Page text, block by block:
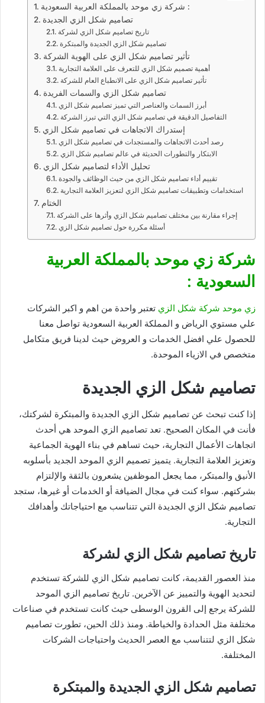
شركة زي موحد بالمملكة العربية السعودية :
تصاميم شكل الزي الجديدة
تاريخ تصاميم شكل الزي لشركة
تصاميم شكل الزي الجديدة والمبتكرة
تأثير تصاميم شكل الزي على الهوية الشركة
أهمية تصميم شكل الزي للتعرف على العلامة التجارية
تأثير تصاميم شكل الزي على الانطباع العام للشركة
تصاميم شكل الزي والسمات الفريدة
أبرز السمات والعناصر التي تميز تصاميم شكل الزي
التفاصيل الدقيقة في تصاميم شكل الزي التي تبرز الشركة
إستدراك الاتجاهات في تصاميم شكل الزي
رصد أحدث الاتجاهات والمستجدات في تصاميم شكل الزي
الابتكار والتطورات الحديثة في عالم تصاميم شكل الزي
تحليل الأداء لتصاميم شكل الزي
تقييم أداء تصاميم شكل الزي من حيث الوظائف والجودة
استخدامات وتطبيقات تصاميم شكل الزي لتعزيز العلامة التجارية
الختام
إجراء مقارنة بين مختلف تصاميم شكل الزي وأثرها على الشركة
أسئلة مكررة حول تصاميم شكل الزي
شركة زي موحد بالمملكة العربية
السعودية :
زي موحد شركة شكل الزي تعتبر واحدة من اهم و اكبر الشركات
علي مستوي الرياض و المملكة العربية السعودية تواصل معنا
للحصول علي افضل الخدمات و العروض حيث لدينا فريق متكامل
متخصص في الازياء الموحدة.
تصاميم شكل الزي الجديدة
إذا كنت تبحث عن تصاميم شكل الزي الجديدة والمبتكرة لشركتك،
فأنت في المكان الصحيح. تعد تصاميم الزي الموحد هي أحدث
اتجاهات الأعمال التجارية، حيث تساهم في بناء الهوية الجماعية
وتعزيز العلامة التجارية. يتميز تصميم الزي الموحد الجديد بأسلوبه
الأنيق والمبتكر، مما يجعل الموظفين يشعرون بالثقة والإلتزام
بشركتهم. سواء كنت في مجال الضيافة أو الخدمات أو غيرها، ستجد
تصاميم شكل الزي الجديدة التي تتناسب مع احتياجاتك وأهدافك
التجارية.
تاريخ تصاميم شكل الزي لشركة
منذ العصور القديمة، كانت تصاميم شكل الزي للشركة تستخدم
لتحديد الهوية والتمييز عن الآخرين. تاريخ تصاميم الزي الموحد
للشركة يرجع إلى القرون الوسطى حيث كانت تستخدم في صناعات
مختلفة مثل الحدادة والخياطة. ومنذ ذلك الحين، تطورت تصاميم
شكل الزي لتتناسب مع العصر الحديث واحتياجات الشركات
المختلفة.
تصاميم شكل الزي الجديدة والمبتكرة